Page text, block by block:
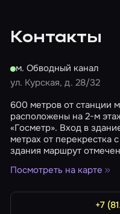
Контакты
м. Обводный канал
ул. Курская, д. 28/32
600 метров от станции
расположены на 2-м
«Госметр». Вход в
метрах от перекрестка
здания маршрут
Посмотреть на карте
+7